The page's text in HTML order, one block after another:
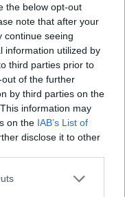
the below opt-out
note that after your
continue seeing
information utilized by
third parties prior to
of the further
by third parties on the
information may
on the IAB’s List of
disclose it to other
one or more Google
temporada seguida en
en Europa. Los de